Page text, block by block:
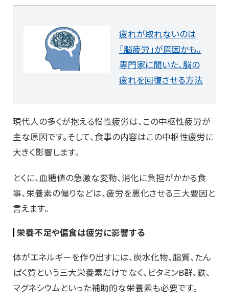
疲れが取れないのは
「脳疲労」が原因かも。
専門家に聞いた、脳の
疲れを回復させる方法
現代人の多くが抱える慢性疲労は、この中枢性疲労が
主な原因です。そして、食事の内容はこの中枢性疲労に
大きく影響します。
とくに、血糖値の急激な変動、消化に負担がかかる食
事、栄養素の偏りなどは、疲労を悪化させる三大要因と
言えます。
栄養不足や偏食は疲労に影響する
体がエネルギーを作り出すには、炭水化物、脂質、たん
ぱく質という三大栄養素だけでなく、ビタミンB群、鉄、
マグネシウムといった補助的な栄養素も必要です。